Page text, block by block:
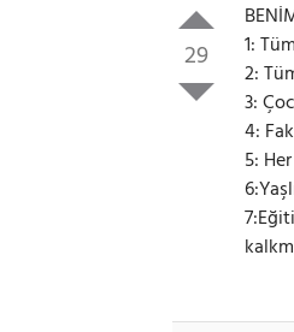
29
1:
2:
3:
4:
5: